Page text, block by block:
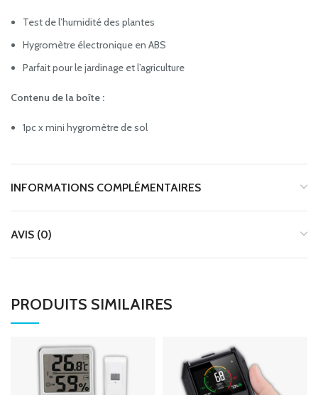
Test de l’humidité des plantes
Hygromètre électronique en ABS
Parfait pour le jardinage et l’agriculture
Contenu de la boîte :
1pc x mini hygromètre de sol
INFORMATIONS COMPLÉMENTAIRES
AVIS (0)
PRODUITS SIMILAIRES